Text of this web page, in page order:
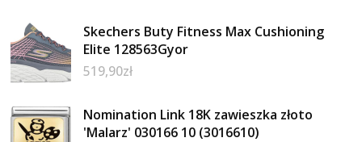
Skechers Buty Fitness Max Cushioning
Elite 128563Gyor
519,90zł
Nomination Link 18K zawieszka złoto
'Malarz' 030166 10 (3016610)